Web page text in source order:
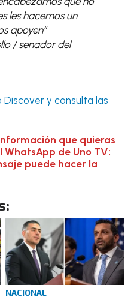
les hacemos un
apoyen”
/ senador del
Discover y consulta las
que quieras
de Uno TV:
puede hacer la
NACIONAL